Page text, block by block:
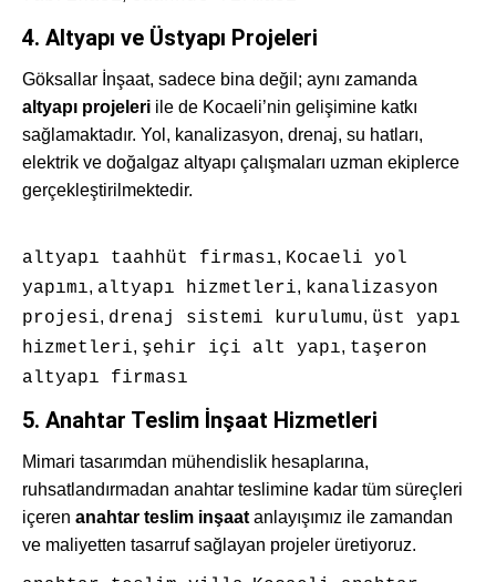
4. Altyapı ve Üstyapı Projeleri
Göksallar İnşaat, sadece bina değil; aynı zamanda
altyapı projeleri ile de Kocaeli’nin gelişimine katkı
sağlamaktadır. Yol, kanalizasyon, drenaj, su hatları,
elektrik ve doğalgaz altyapı çalışmaları uzman ekiplerce
gerçekleştirilmektedir.
altyapı taahhüt firması, Kocaeli yol
yapımı, altyapı hizmetleri, kanalizasyon
projesi, drenaj sistemi kurulumu, üst yapı
hizmetleri, şehir içi alt yapı, taşeron
altyapı firması
5. Anahtar Teslim İnşaat Hizmetleri
Mimari tasarımdan mühendislik hesaplarına,
ruhsatlandırmadan anahtar teslimine kadar tüm süreçleri
içeren anahtar teslim inşaat anlayışımız ile zamandan
ve maliyetten tasarruf sağlayan projeler üretiyoruz.